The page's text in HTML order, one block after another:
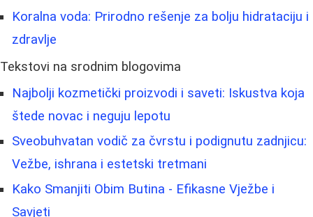
Koralna voda: Prirodno rešenje za bolju hidrataciju i
zdravlje
Tekstovi na srodnim blogovima
Najbolji kozmetički proizvodi i saveti: Iskustva koja
štede novac i neguju lepotu
Sveobuhvatan vodič za čvrstu i podignutu zadnjicu:
Vežbe, ishrana i estetski tretmani
Kako Smanjiti Obim Butina - Efikasne Vježbe i
Savjeti